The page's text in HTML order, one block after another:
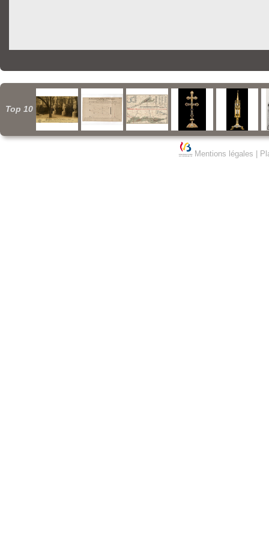
Top 10
Mentions légales